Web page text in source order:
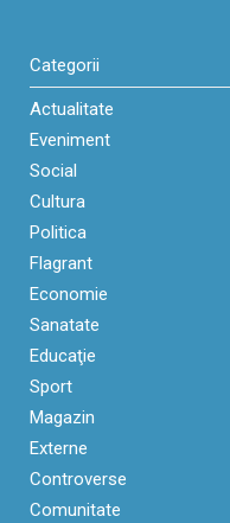
Categorii
Actualitate
Eveniment
Social
Cultura
Politica
Flagrant
Economie
Sanatate
Educaţie
Sport
Magazin
Externe
Controverse
Comunitate